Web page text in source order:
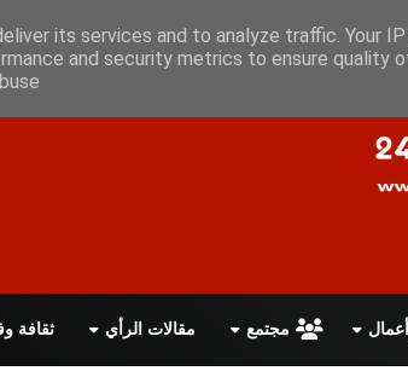
الاستخدام أعلن معانا اتصل بنا اقرأ الصحيفة PDF
مجتمع مقالات الرأي ثقافة
its services and to analyze traffic. Your
and security metrics to ensure quality